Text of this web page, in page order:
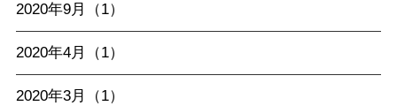
2020年9月（1）
2020年4月（1）
2020年3月（1）